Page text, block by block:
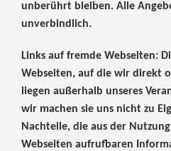
unberührt bleiben. Alle
unverbindlich.
Links auf fremde Webseiten:
Webseiten, auf die wir direkt
liegen außerhalb unseres
wir machen sie uns nicht zu
Nachteile, die aus der
Webseiten aufrufbaren